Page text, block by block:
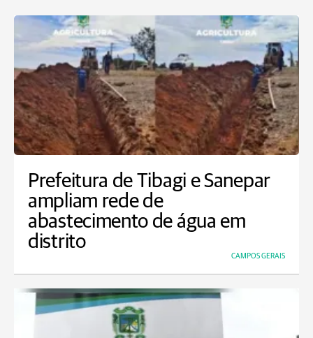
Prefeitura de Tibagi e Sanepar
ampliam rede de
abastecimento de água em
distrito
CAMPOS GERAIS